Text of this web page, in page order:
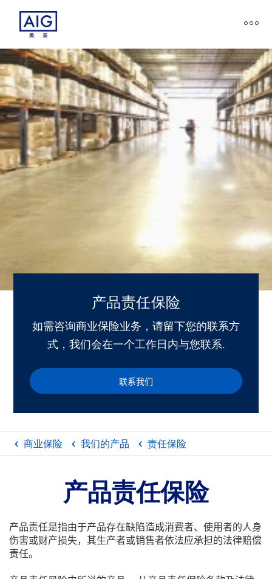
产品责任保险
如需咨询商业保险业务，请留下您的联系方
式，我们会在一个工作日内与您联系.
联系我们
商业保险 我们的产品 责任保险
产品责任保险
产品责任是指由于产品存在缺陷造成消费者、使用者的人身
伤害或财产损失，其生产者或销售者依法应承担的法律赔偿
责任。